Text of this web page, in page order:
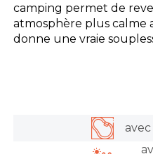
camping permet de
atmosphère plus calme
donne une vraie